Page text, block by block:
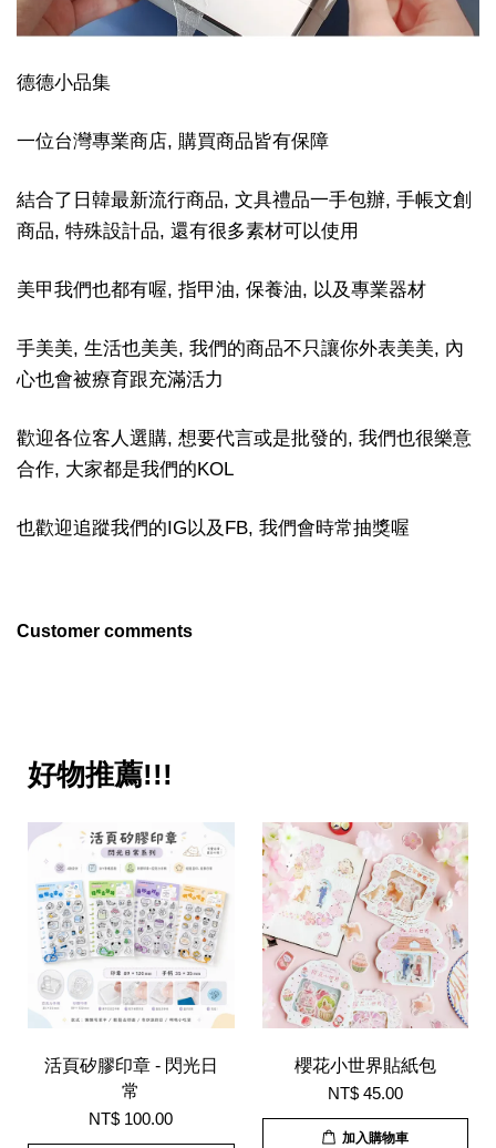
德德小品集
一位台灣專業商店, 購買商品皆有保障
結合了日韓最新流行商品, 文具禮品一手包辦, 手帳文創
商品, 特殊設計品, 還有很多素材可以使用
美甲我們也都有喔, 指甲油, 保養油, 以及專業器材
手美美, 生活也美美, 我們的商品不只讓你外表美美, 內
心也會被療育跟充滿活力
歡迎各位客人選購, 想要代言或是批發的, 我們也很樂意
合作, 大家都是我們的KOL
也歡迎追蹤我們的IG以及FB, 我們會時常抽獎喔
Customer comments
好物推薦!!!
活頁矽膠印章 - 閃光日
常
NT$ 100.00
櫻花小世界貼紙包
NT$ 45.00
加入購物車